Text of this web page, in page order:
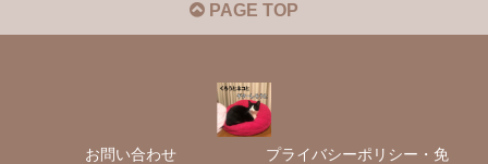
PAGE TOP
お問い合わせ プライバシーポリシー・免